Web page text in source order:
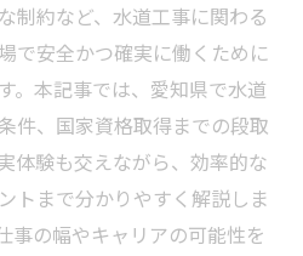
制約など、水道工事に関わる
で安全かつ確実に働くために
。本記事では、愛知県で水道
件、国家資格取得までの段取
体験も交えながら、効率的な
トまで分かりやすく解説しま
事の幅やキャリアの可能性を